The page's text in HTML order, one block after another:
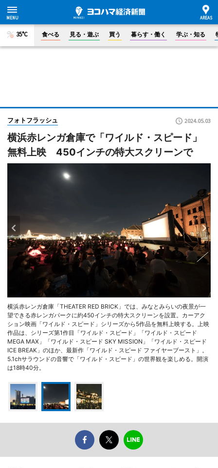
35°C 食べる 見る・遊ぶ 買う 暮らす・働く 学ぶ・知る
フォトフラッシュ 2024.05.03
横浜赤レンガ倉庫で「ワイルド・スピード」
無料上映 450インチの特大スクリーンで
横浜赤レンガ倉庫「THEATER RED BRICK」では、みなとみらいの夜景が一
望できる赤レンガパークに約450インチの特大スクリーンを設置。カーアク
ション映画「ワイルド・スピード」シリーズから5作品を無料上映する。上映
作品は、シリーズ第1作目「ワイルド・スピード」「ワイルド・スピード
MEGA MAX」「ワイルド・スピード SKY MISSION」「ワイルド・スピード
ICE BREAK」のほか、最新作「ワイルド・スピード ファイヤーブースト」。
5.1chサラウンドの音響で「ワイルド・スピード」の世界観を楽しめる。開演
は18時40分。